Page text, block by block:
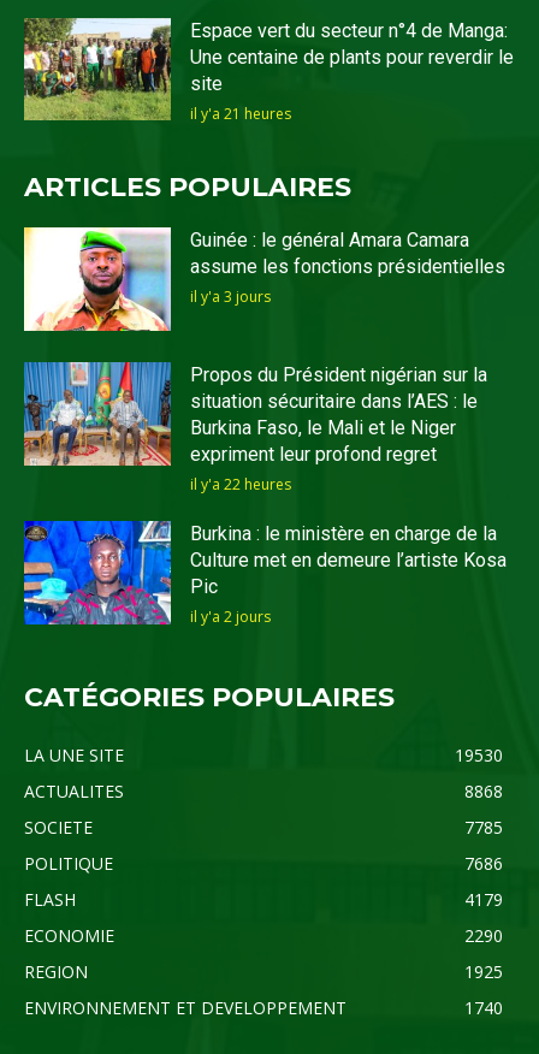
Espace vert du secteur n°4 de Manga:
Une centaine de plants pour reverdir le
site
il y'a 21 heures
ARTICLES POPULAIRES
Guinée : le général Amara Camara
assume les fonctions présidentielles
il y'a 3 jours
Propos du Président nigérian sur la
situation sécuritaire dans l’AES : le
Burkina Faso, le Mali et le Niger
expriment leur profond regret
il y'a 22 heures
Burkina : le ministère en charge de la
Culture met en demeure l’artiste Kosa
Pic
il y'a 2 jours
CATÉGORIES POPULAIRES
LA UNE SITE
19530
ACTUALITES
8868
SOCIETE
7785
POLITIQUE
7686
FLASH
4179
ECONOMIE
2290
REGION
1925
ENVIRONNEMENT ET DEVELOPPEMENT
1740